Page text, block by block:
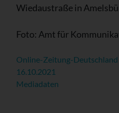
Wiedaustraße in
Foto: Amt für
Online-Zeitung-Deutschland
16.10.2021
Mediadaten